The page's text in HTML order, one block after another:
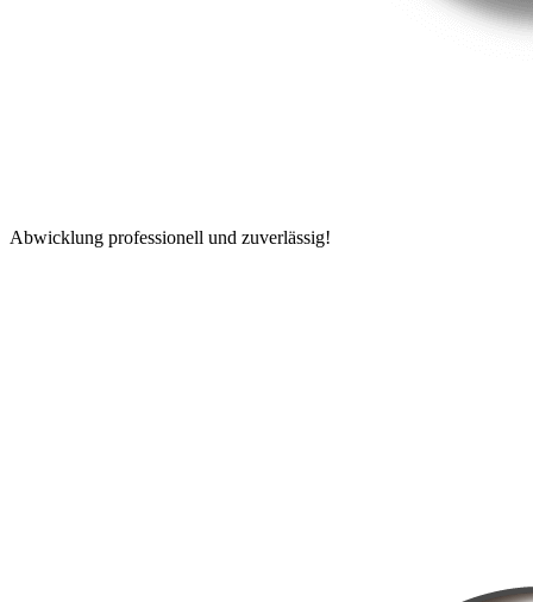
Abwicklung professionell und zuverlässig!